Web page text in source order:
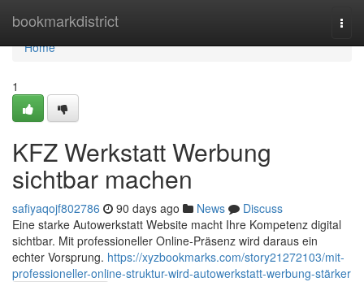
bookmarkdistrict
Home
Home
1
KFZ Werkstatt Werbung
sichtbar machen
safiyaqojf802786 90 days ago News
Discuss
Eine starke Autowerkstatt Website macht Ihre Kompetenz digital
sichtbar. Mit professioneller Online-Präsenz wird daraus ein
echter Vorsprung. https://xyzbookmarks.com/story21272103/mit-
professioneller-online-struktur-wird-autowerkstatt-werbung-stärker